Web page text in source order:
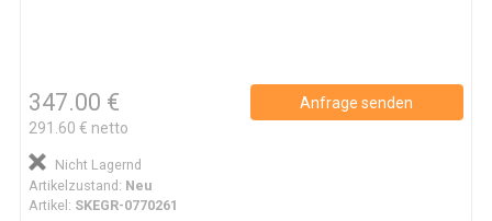
347.00 €
291.60 € netto
Anfrage senden
Nicht Lagernd
Artikelzustand: Neu
Artikel: SKEGR-0770261